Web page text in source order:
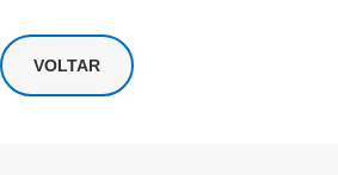
VOLTAR